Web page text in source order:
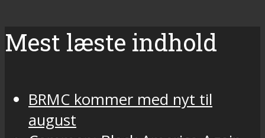
Mest læste indhold
BRMC kommer med nyt til
august